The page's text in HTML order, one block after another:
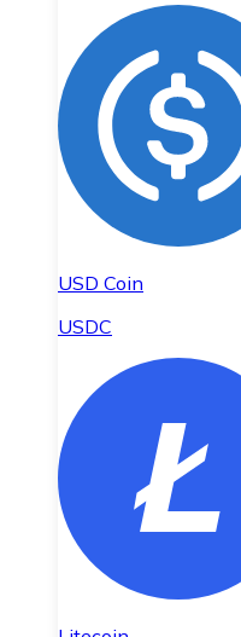
USD Coin
USDC